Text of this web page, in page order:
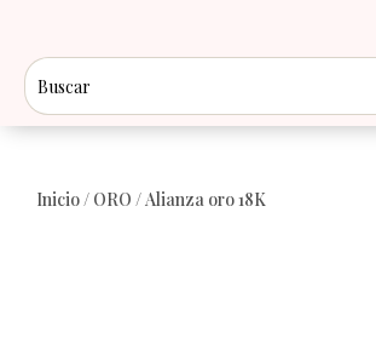
Inicio/ ORO / Alianza oro 18K